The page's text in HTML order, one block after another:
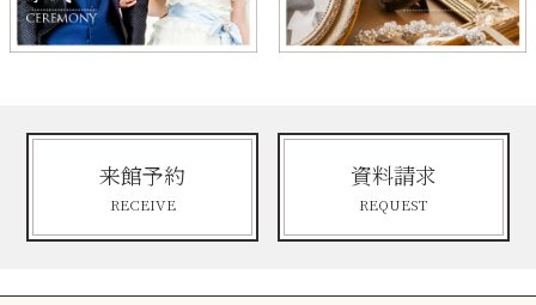
来館予約
RECEIVE
資料請求
REQUEST